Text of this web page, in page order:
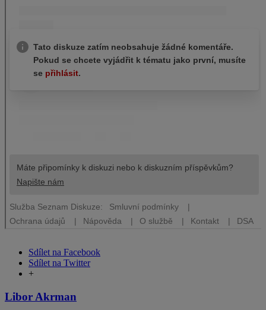
Sdílet na Facebook
Sdílet na Twitter
+
Libor Akrman